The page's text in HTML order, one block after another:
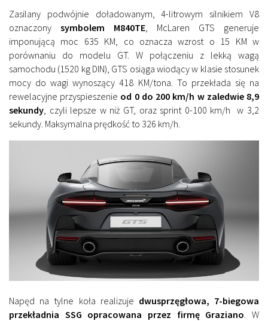
Zasilany podwójnie doładowanym, 4-litrowym silnikiem V8
oznaczony symbolem M840TE , McLaren GTS generuje
imponującą moc 635 KM, co oznacza wzrost o 15 KM w
porównaniu do modelu GT. W połączeniu z lekką wagą
samochodu (1520 kg DIN), GTS osiąga wiodący w klasie stosunek
mocy do wagi wynoszący 418 KM/tona. To przekłada się na
rewelacyjne przyspieszenie od 0 do 200 km/h w zaledwie 8,9
sekundy , czyli lepsze w niż GT, oraz sprint 0-100 km/h w 3,2
sekundy. Maksymalna prędkość to 326 km/h.
Napęd na tylne koła realizuje dwusprzęgłowa, 7-biegowa
przekładnia SSG opracowana przez firmę Graziano . W